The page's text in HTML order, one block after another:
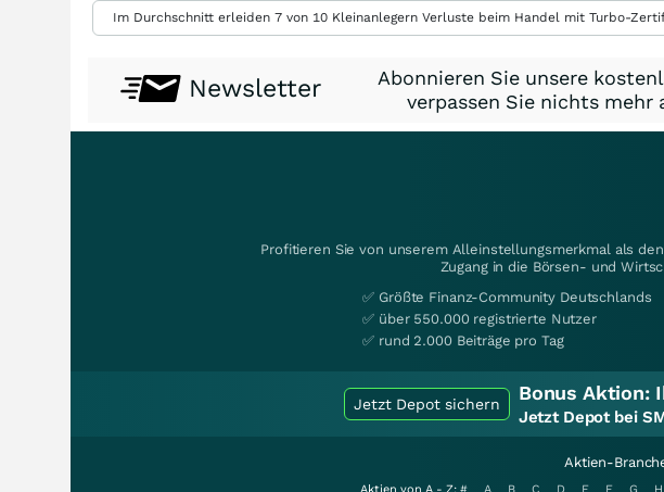
Im Durchschnitt erleiden 7 von 10 Kleinanlegern Verluste beim Handel mit Turbo-
Newsletter
Abonnieren Sie unsere
verpassen Sie nichts mehr
Profitieren Sie von unserem Alleinstellungsmerkmal als
Zugang in die Börsen- und
✅ Größte Finanz-Community Deutschlands
✅ über 550.000 registrierte Nutzer
✅ rund 2.000 Beiträge pro Tag
Jetzt Depot sichern Bonus Aktion:
Jetzt Depot bei
Aktien-